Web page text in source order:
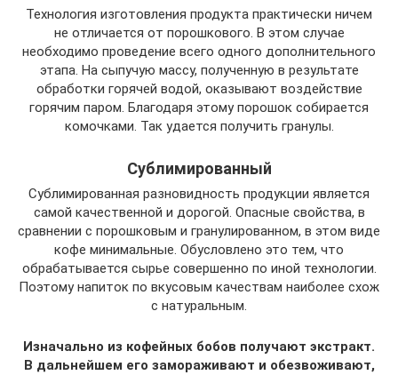
Технология изготовления продукта практически ничем
не отличается от порошкового. В этом случае
необходимо проведение всего одного дополнительного
этапа. На сыпучую массу, полученную в результате
обработки горячей водой, оказывают воздействие
горячим паром. Благодаря этому порошок собирается
комочками. Так удается получить гранулы.
Сублимированный
Сублимированная разновидность продукции является
самой качественной и дорогой. Опасные свойства, в
сравнении с порошковым и гранулированном, в этом виде
кофе минимальные. Обусловлено это тем, что
обрабатывается сырье совершенно по иной технологии.
Поэтому напиток по вкусовым качествам наиболее схож
с натуральным.
Изначально из кофейных бобов получают экстракт.
В дальнейшем его замораживают и обезвоживают,